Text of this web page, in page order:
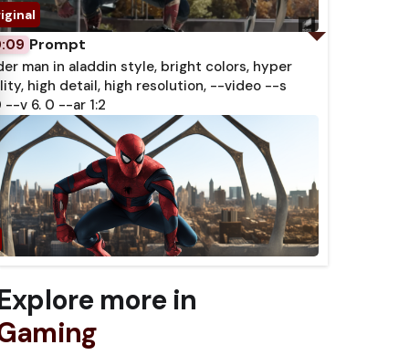
Prompt
man in aladdin style, bright colors, hyper
high detail, high resolution, --video --s
--v 6. 0 --ar 1:2
more in